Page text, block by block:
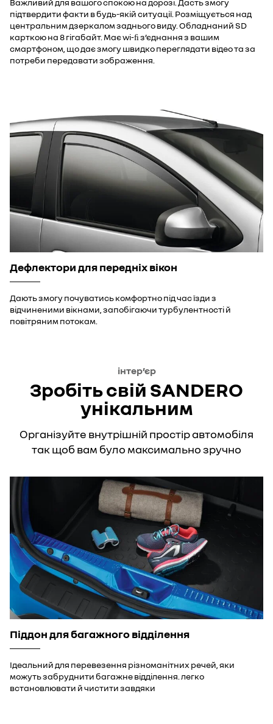
Важливий для вашого спокою на дорозі. Дасть змогу
підтвердити факти в будь-якій ситуації. Розміщується над
центральним дзеркалом заднього виду. Обладнаний SD
карткою на 8 гігабайт. Має wi-ﬁ з’єднання з вашим
смартфоном, що дає змогу швидко переглядати відео та за
потреби передавати зображення.
Дефлектори для передніх вікон
Дають змогу почуватись комфортно під час їзди з
відчиненими вікнами, запобігаючи турбулентності й
повітряним потокам.
інтер’єр
Зробіть свій SANDERO
унікальним
Організуйте внутрішній простір автомобіля
так щоб вам було максимально зручно
Піддон для багажного відділення
Ідеальний для перевезення різноманітних речей, яки
можуть забруднити багажне відділення. легко
встановлювати й чистити завдяки